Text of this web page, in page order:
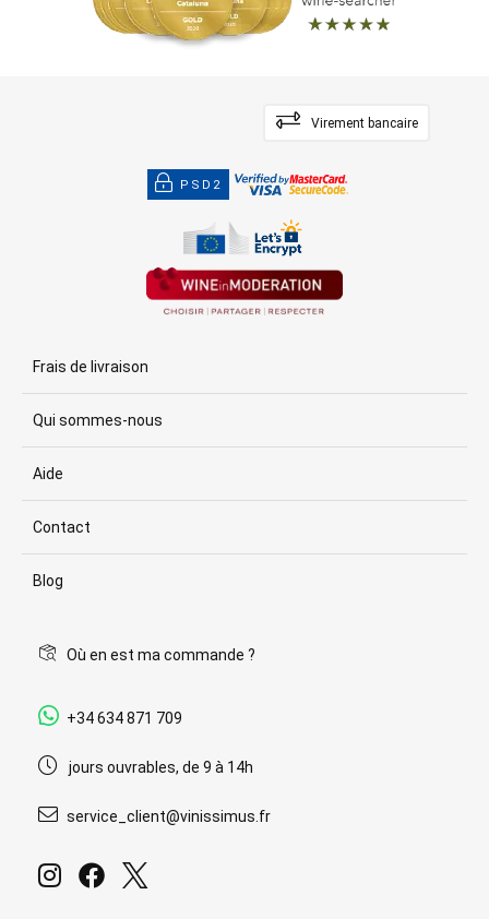
Virement bancaire
PSD2
Frais de livraison
Qui sommes-nous
Aide
Contact
Blog
Où en est ma commande ?
+34 634 871 709
jours ouvrables, de 9 à 14h
service_client@vinissimus.fr